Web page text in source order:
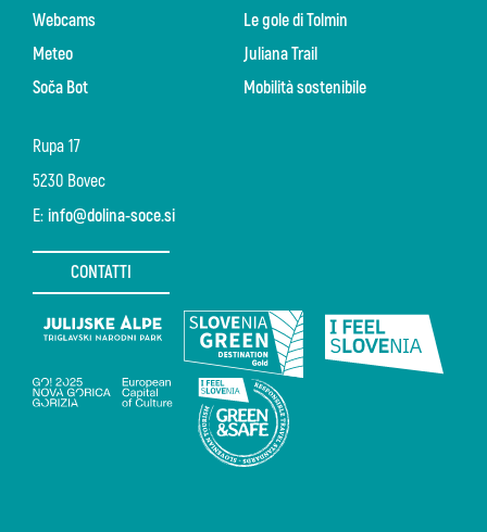
Rupa 17
5230 Bovec
E: info@dolina-soce.si
CONTATTI
Webcams
Meteo
Soča Bot
Le gole di Tolmin
Juliana Trail
Mobilità sostenibile